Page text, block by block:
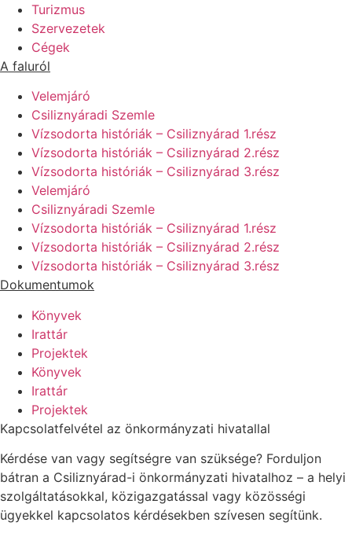
Turizmus
Szervezetek
Cégek
A faluról
Velemjáró
Csiliznyáradi Szemle
Vízsodorta históriák – Csiliznyárad 1.rész
Vízsodorta históriák – Csiliznyárad 2.rész
Vízsodorta históriák – Csiliznyárad 3.rész
Velemjáró
Csiliznyáradi Szemle
Vízsodorta históriák – Csiliznyárad 1.rész
Vízsodorta históriák – Csiliznyárad 2.rész
Vízsodorta históriák – Csiliznyárad 3.rész
Dokumentumok
Könyvek
Irattár
Projektek
Könyvek
Irattár
Projektek
Kapcsolatfelvétel az önkormányzati hivatallal
Kérdése van vagy segítségre van szüksége? Forduljon
bátran a Csiliznyárad-i önkormányzati hivatalhoz – a helyi
szolgáltatásokkal, közigazgatással vagy közösségi
ügyekkel kapcsolatos kérdésekben szívesen segítünk.